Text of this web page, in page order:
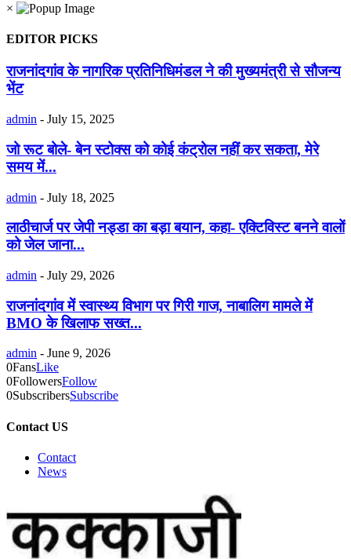
×
EDITOR PICKS
राजनांदगांव के नागरिक प्रतिनिधिमंडल ने की मुख्यमंत्री से सौजन्य
भेंट
admin - July 15, 2025
जो रूट बोले- बेन स्टोक्स को कोई कंट्रोल नहीं कर सकता, मेरे
समय में...
admin - July 18, 2025
लाठीचार्ज पर जेपी नड्डा का बड़ा बयान, कहा- एक्टिविस्ट बनने वालों
को जेल जाना...
admin - July 29, 2026
राजनांदगांव में स्वास्थ्य विभाग पर गिरी गाज, नाबालिग मामले में
BMO के खिलाफ सख्त...
admin - June 9, 2026
0FansLike
0FollowersFollow
0SubscribersSubscribe
Contact US
Contact
News